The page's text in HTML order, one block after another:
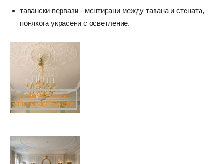
тавански первази - монтирани между тавана и стената,
понякога украсени с осветление.